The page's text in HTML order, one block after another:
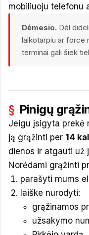
mobiliuoju telefonu
Dėmesio. Dėl
laikotarpiu ar force
terminai gali šiek
Pinigų
Jeigu įsigyta prekė
ją grąžinti per 14
dienos ir atgauti už
Norėdami grąžinti
parašyti mums
laiške nurodyti:
grąžinamos
užsakymo